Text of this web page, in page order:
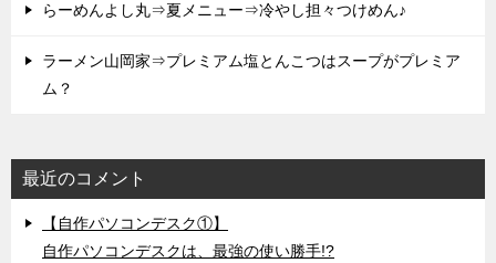
らーめんよし丸⇒夏メニュー⇒冷やし担々つけめん♪
ラーメン山岡家⇒プレミアム塩とんこつはスープがプレミア
ム？
最近のコメント
【自作パソコンデスク①】
自作パソコンデスクは、最強の使い勝手!?